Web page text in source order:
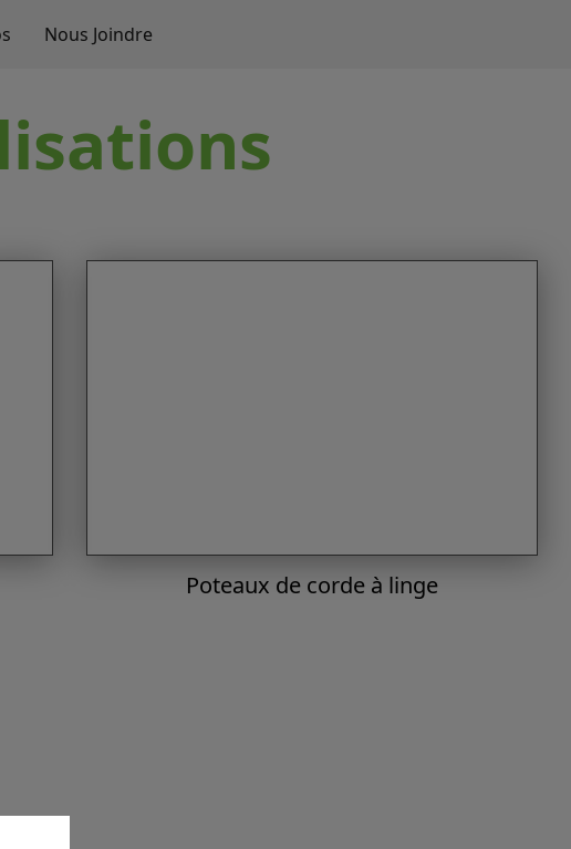
Nous Joindre
Poteaux de corde à linge